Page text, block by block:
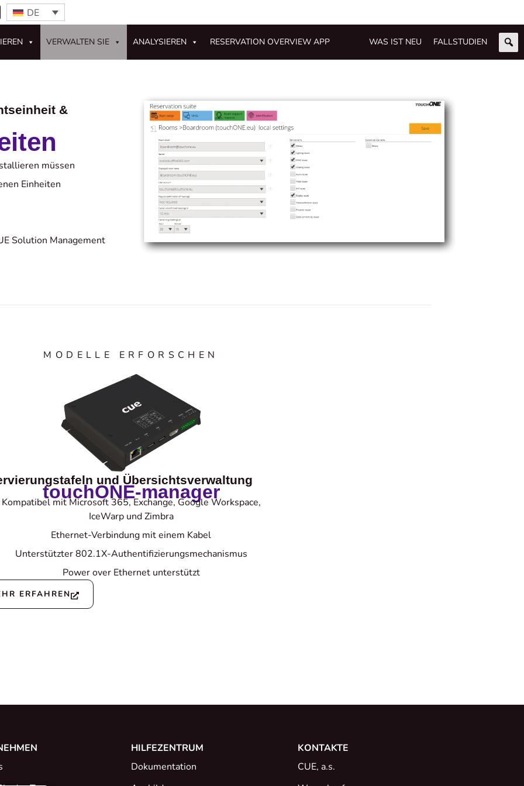
DE
VERWALTEN SIE ANALYSIEREN FALLSTUDIEN
WAS IST NEU
RESERVATION OVERVIEW APP
&
müssen
Einheiten
Solution Management
MODELLE ERFORSCHEN
und Übersichtsverwaltung
touchONE-manager
Kompatibel mit Microsoft 365, Exchange, Google Workspace,
IceWarp und Zimbra
Ethernet-Verbindung mit einem Kabel
Unterstützter 802.1X-Authentifizierungsmechanismus
Power over Ethernet unterstützt
ERFAHREN
HILFEZENTRUM
Dokumentation
KONTAKTE
CUE, a.s.